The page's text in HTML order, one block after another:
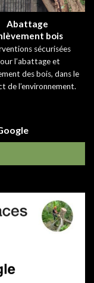
Abattage
bois
sécurisées
l’abattage et
des bois, dans le
de l’environnement.